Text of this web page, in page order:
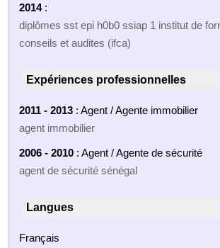
2014:
diplômes sst epi h0b0 ssiap 1 institut de
conseils et audites (ifca)
Expériences professionnelles
2011 - 2013 : Agent / Agente immobilier
agent immobilier
2006 - 2010 : Agent / Agente de sécurité
agent de sécurité sénégal
Langues
Français